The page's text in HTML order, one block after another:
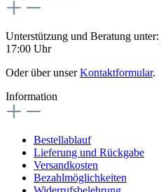
Unterstützung und Beratung unter:
17:00 Uhr
Oder über unserKontaktformular.
Information
Bestellablauf
Lieferung und Rückgabe
Versandkosten
Bezahlmöglichkeiten